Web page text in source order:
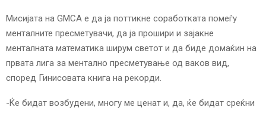
Мисијата на GMCA е да ја поттикне соработката помеѓу
менталните пресметувачи, да ја прошири и зајакне
менталната математика ширум светот и да биде домаќин на
првата лига за ментално пресметување од ваков вид,
според Гинисовата книга на рекорди.
-Ќе бидат возбудени, многу ме ценат и, да, ќе бидат среќни